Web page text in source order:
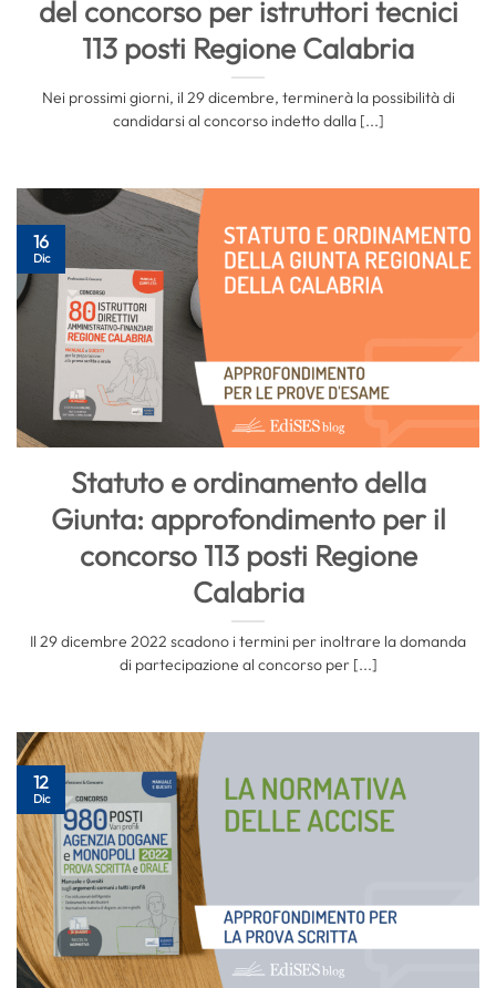
del concorso per istruttori tecnici
113 posti Regione Calabria
Nei prossimi giorni, il 29 dicembre, terminerà la possibilità di
candidarsi al concorso indetto dalla [...]
Statuto e ordinamento della
Giunta: approfondimento per il
concorso 113 posti Regione
Calabria
Il 29 dicembre 2022 scadono i termini per inoltrare la domanda
di partecipazione al concorso per [...]
16
Dic
12
Dic